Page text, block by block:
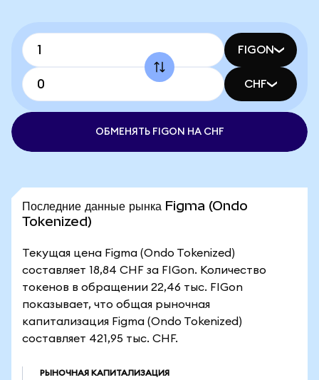
FIGON
CHF
ОБМЕНЯТЬ FIGON НА CHF
Последние данные рынка Figma (Ondo
Tokenized)
Текущая цена Figma (Ondo Tokenized)
составляет 18,84 CHF за FIGon. Количество
токенов в обращении 22,46 тыс. FIGon
показывает, что общая рыночная
капитализация Figma (Ondo Tokenized)
составляет 421,95 тыс. CHF.
РЫНОЧНАЯ КАПИТАЛИЗАЦИЯ